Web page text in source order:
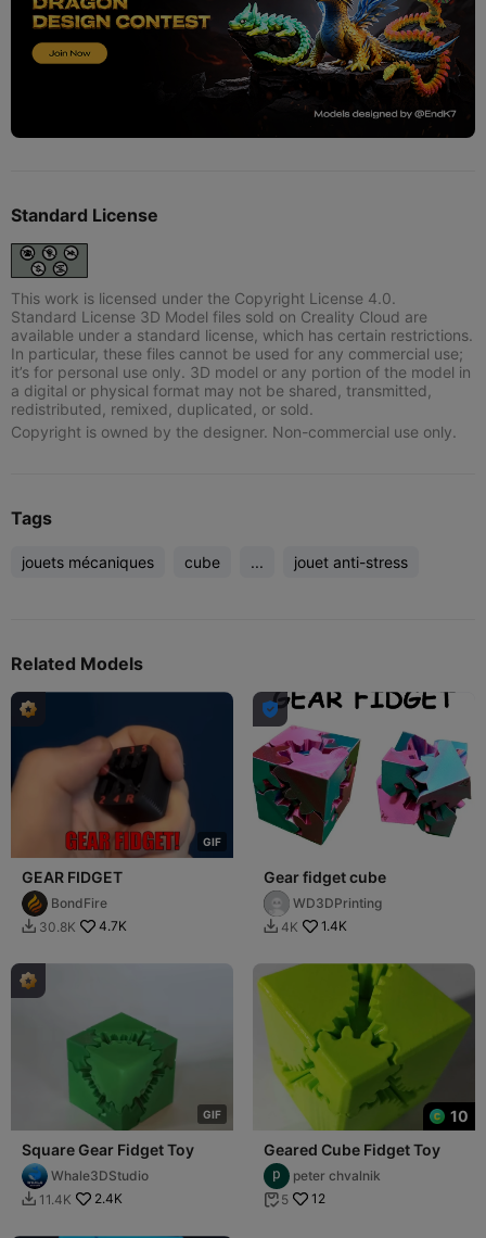
Standard License
This work is licensed under the Copyright License 4.0.
Standard License 3D Model files sold on Creality Cloud are
available under a standard license, which has certain restrictions.
In particular, these files cannot be used for any commercial use;
it’s for personal use only. 3D model or any portion of the model in
a digital or physical format may not be shared, transmitted,
redistributed, remixed, duplicated, or sold.
Copyright is owned by the designer. Non-commercial use only.
Tags
jouets mécaniques cube ... jouet anti-stress
Related Models
GIF
GEAR FIDGET
BondFire
 30.8K 4.7K

Gear fidget cube
WD3DPrinting
 4K 1.4K
GIF
Square Gear Fidget Toy
Whale3DStudio
 11.4K 2.4K
10
Geared Cube Fidget Toy
peter chvalnik
 5 12